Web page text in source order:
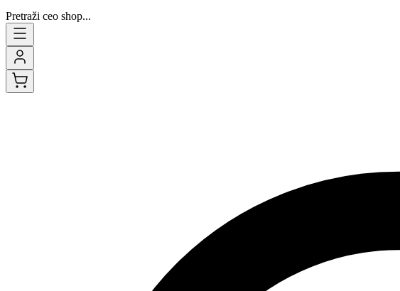
Pretraži ceo shop...